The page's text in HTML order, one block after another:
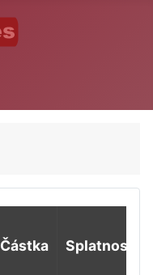
Částka Splatnost